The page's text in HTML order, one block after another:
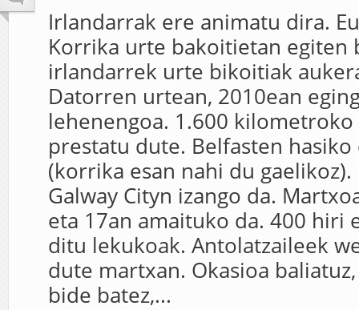
Irlandarrak ere animatu dira.
Korrika urte bakoitietan egiten
irlandarrek urte bikoitiak
Datorren urtean, 2010ean
lehenengoa. 1.600
prestatu dute. Belfasten hasiko
(korrika esan nahi du
Galway Cityn izango da.
eta 17an amaituko da. 400 hiri
ditu lekukoak. Antolatzaileek
dute martxan. Okasioa
bide batez,...